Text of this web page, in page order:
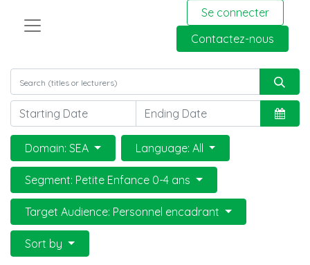
Se connecter
Contactez-nous
Domain: SEA Language: All
Segment: Petite Enfance 0-4 ans
Target Audience: Personnel encadrant
Sort by